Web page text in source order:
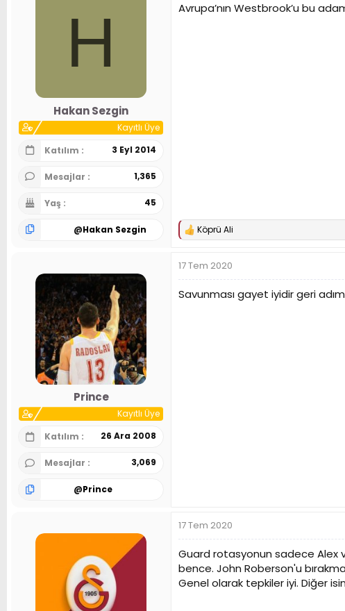
H
Hakan Sezgin
Kayıtlı Üye
Katılım
3 Eyl 2014
Mesajlar 1,365
Yaş 45
@Hakan Sezgin
Avrupa’nın Westbrook’u bu
T
k
i
l
e
Köprü Ali
Prince
Kayıtlı Üye
Katılım
26 Ara 2008
Mesajlar 3,069
@Prince
17 Tem 2020
Savunması gayet iyidir geri
17 Tem 2020
Guard rotasyonun sadece Alex
bence. John Roberson'u
Genel olarak tepkiler iyi. Diğer